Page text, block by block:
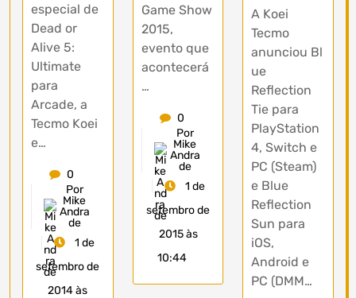
especial de
Dead or
Alive 5:
Ultimate
para
Arcade, a
Tecmo Koei
e…
0
Por
Mike
Andra
de
1 de
setembro de
2014 às
Game Show
2015,
evento que
acontecerá
…
0
Por
Mike
Andra
de
1 de
setembro de
2015 às
10:44
A Koei
Tecmo
anunciou Bl
ue
Reflection
Tie para
PlayStation
4, Switch e
PC (Steam)
e Blue
Reflection
Sun para
iOS,
Android e
PC (DMM…